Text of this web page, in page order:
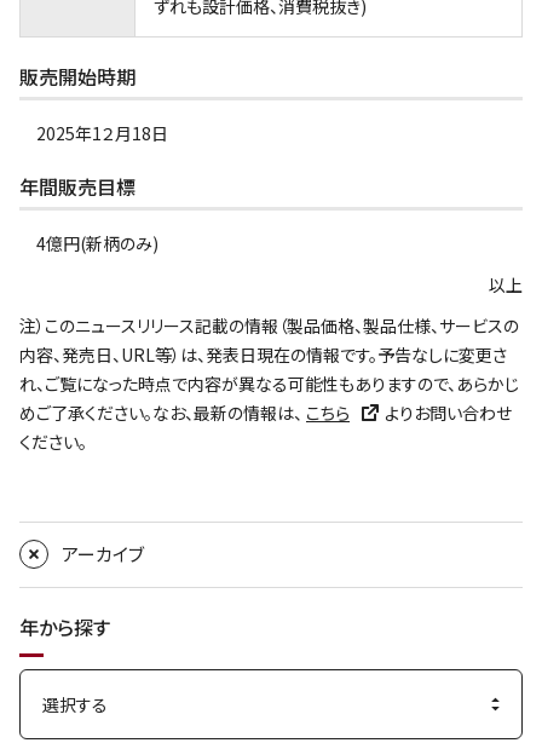
ずれも設計価格、消費税抜き)
販売開始時期
2025年1２月18日
年間販売目標
4億円(新柄のみ)
以上
注）このニュースリリース記載の情報（製品価格、製品仕様、サービスの
内容、発売日、URL等）は、発表日現在の情報です。予告なしに変更さ
れ、ご覧になった時点で内容が異なる可能性もありますので、あらかじ
めご了承ください。なお、最新の情報は、 こちら
よりお問い合わせ
ください。
アーカイブ
年から探す